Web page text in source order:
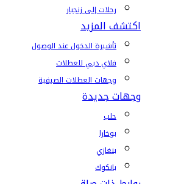
رحلات إلى زنجبار
اكتشف المزيد
تأشيرة الدخول عند الوصول
فلاي دبي للعطلات
وجهات العطلات الصيفية
وجهات جديدة
حلب
بوخارا
بنغازي
بانكوك